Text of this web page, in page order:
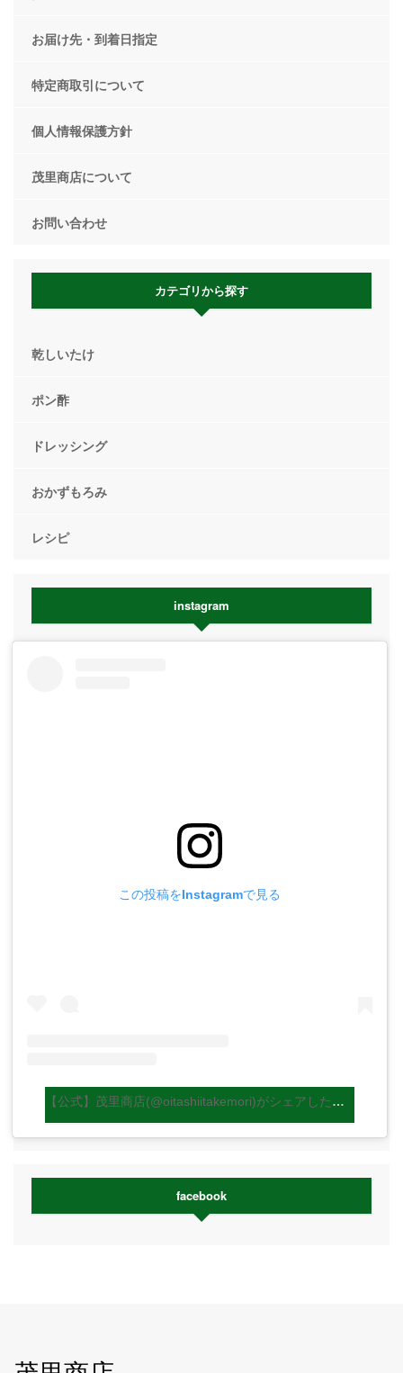
お届け先・到着日指定
特定商取引について
個人情報保護方針
茂里商店について
お問い合わせ
カテゴリから探す
乾しいたけ
ポン酢
ドレッシング
おかずもろみ
レシピ
instagram
この投稿をInstagramで見る
【公式】茂里商店(@oitashiitakemori)がシェアした投稿
facebook